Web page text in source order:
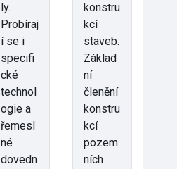
ly.
Probíraj
í se i
specifi
cké
technol
ogie a
řemesl
né
dovedn
konstru
kcí
staveb.
Základ
ní
členění
konstru
kcí
pozem
ních